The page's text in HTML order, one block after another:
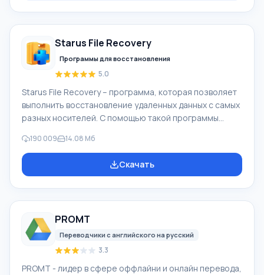
Maker - добавить можно фоновую аудиодорожку,
использовать между
Starus File Recovery
Программы для восстановления
5.0
Starus File Recovery – программа, которая позволяет
выполнить восстановление удаленных данных с самых
разных носителей. С помощью такой программы
разными способами. Например, они были удалены
мимо Корзины, скрыты под воздействием
вредоносного программного обеспечения, утеряны
различными устройствами, например, с жесткими
дисками, SS
190 009 14.08 Мб
Скачать
PROMT
Переводчики с английского на русский
3.3
PROMT - лидер в сфере оффлайни и онлайн перевода,